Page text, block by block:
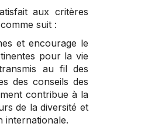
aux critères
suit :
et encourage le
pour la vie
au fil des
des conseils des
contribue à la
de la diversité et
internationale.